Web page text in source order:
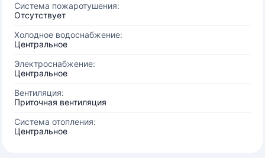
Система пожаротушения:
Отсутствует
Холодное водоснабжение:
Центральное
Электроснабжение:
Центральное
Вентиляция:
Приточная вентиляция
Система отопления:
Центральное